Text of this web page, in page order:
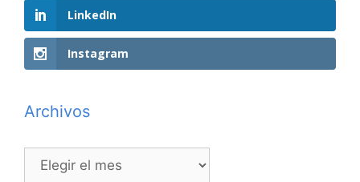
LinkedIn
Instagram
Archivos
Archivos